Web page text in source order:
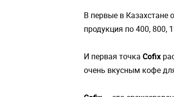
В первые в Казахстане
продукция по 400, 800,
И первая точка Cofix
очень вкусным кофе